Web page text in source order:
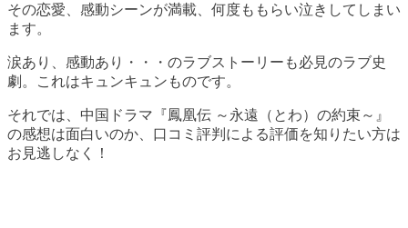
その恋愛、感動シーンが満載、何度ももらい泣きしてしまい
ます。
涙あり、感動あり・・・のラブストーリーも必見のラブ史
劇。これはキュンキュンものです。
それでは、中国ドラマ『鳳凰伝 ～永遠（とわ）の約束～』
の感想は面白いのか、口コミ評判による評価を知りたい方は
お見逃しなく！